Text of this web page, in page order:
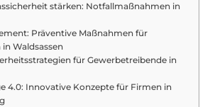
stärken: Notfallmaßnahmen in
Präventive Maßnahmen für
Waldsassen
für Gewerbetreibende in
4.0: Innovative Konzepte für Firmen in